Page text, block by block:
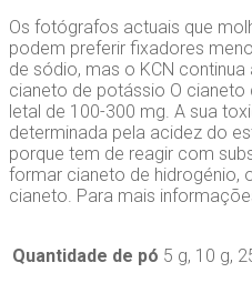
Os fotógrafos actuais que
podem preferir fixadores
de sódio, mas o KCN
cianeto de potássio O
letal de 100-300 mg. A sua
determinada pela acidez do
porque tem de reagir com
formar cianeto de hidrogénio,
cianeto. Para mais
Quantidade de pó 5 g, 10 g,